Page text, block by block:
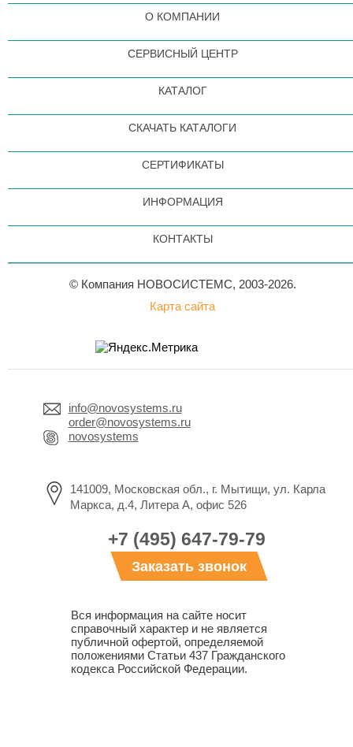
О КОМПАНИИ
СЕРВИСНЫЙ ЦЕНТР
КАТАЛОГ
СКАЧАТЬ КАТАЛОГИ
СЕРТИФИКАТЫ
ИНФОРМАЦИЯ
КОНТАКТЫ
© Компания НОВОСИСТЕМС, 2003-2026.
Карта сайта
info@novosystems.ru
order@novosystems.ru
novosystems
141009, Московская обл., г. Мытищи, ул. Карла
Маркса, д.4, Литера А, офис 526
+7 (495) 647-79-79
Заказать звонок
Вся информация на сайте носит
справочный характер и не является
публичной офертой, определяемой
положениями Статьи 437 Гражданского
кодекса Российской Федерации.